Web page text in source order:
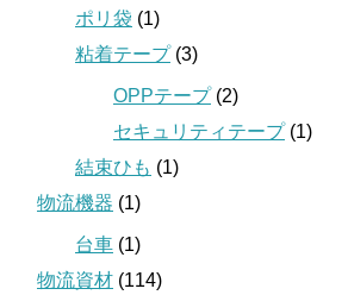
ポリ袋 (1)
粘着テープ(3)
OPPテープ(2)
セキュリティテープ(1)
結束ひも (1)
物流機器 (1)
台車 (1)
物流資材 (114)